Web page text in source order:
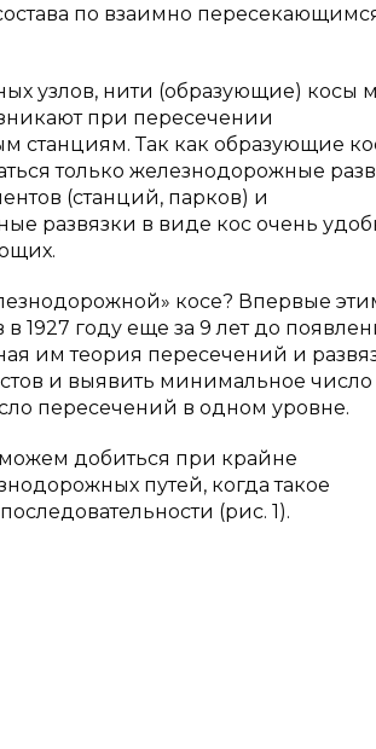
по взаимно
узлов, нити (образующие) косы
при пересечении
станциям. Так как образующие
только железнодорожные
(станций, парков) и
развязки в виде кос очень
косе? Впервые
1927 году еще за 9 лет до
им теория пересечений и
и выявить минимальное число
пересечений в одном уровне.
можем добиться при крайне
путей, когда такое
(рис. 1).